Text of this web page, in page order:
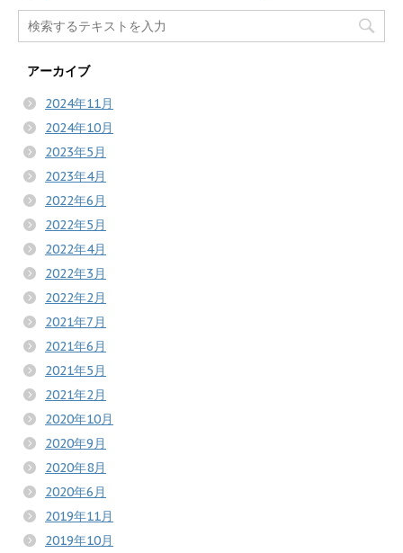
アーカイブ
2024年11月
2024年10月
2023年5月
2023年4月
2022年6月
2022年5月
2022年4月
2022年3月
2022年2月
2021年7月
2021年6月
2021年5月
2021年2月
2020年10月
2020年9月
2020年8月
2020年6月
2019年11月
2019年10月